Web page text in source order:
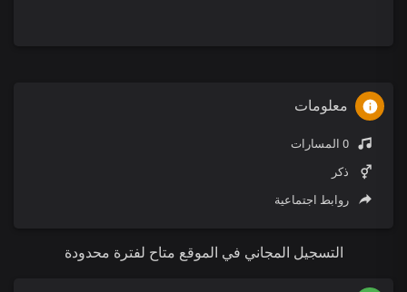
معلومات
ذكر
روابط اجتماعية
التسجيل المجاني في الموقع متاح لفترة محدودة